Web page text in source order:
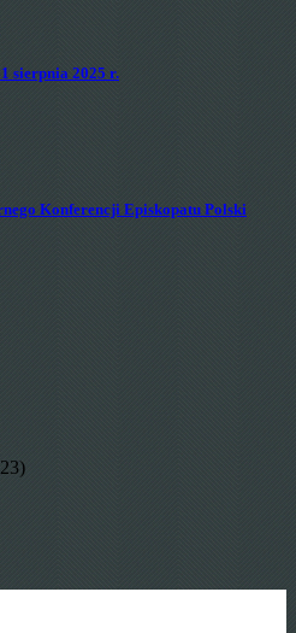
sierpnia 2025 r.
Konferencji Episkopatu Polski